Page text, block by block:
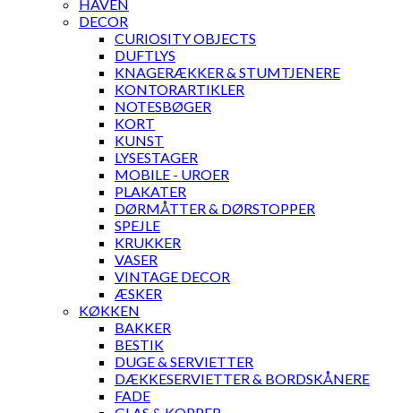
HAVEN
DECOR
CURIOSITY OBJECTS
DUFTLYS
KNAGERÆKKER & STUMTJENERE
KONTORARTIKLER
NOTESBØGER
KORT
KUNST
LYSESTAGER
MOBILE - UROER
PLAKATER
DØRMÅTTER & DØRSTOPPER
SPEJLE
KRUKKER
VASER
VINTAGE DECOR
ÆSKER
KØKKEN
BAKKER
BESTIK
DUGE & SERVIETTER
DÆKKESERVIETTER & BORDSKÅNERE
FADE